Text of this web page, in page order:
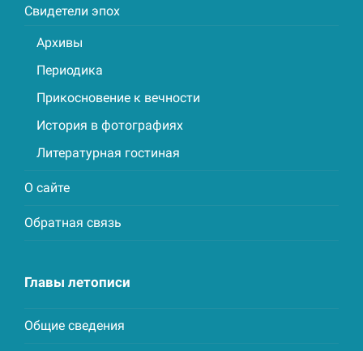
Свидетели эпох
Архивы
Периодика
Прикосновение к вечности
История в фотографиях
Литературная гостиная
О сайте
Обратная связь
Главы летописи
Общие сведения